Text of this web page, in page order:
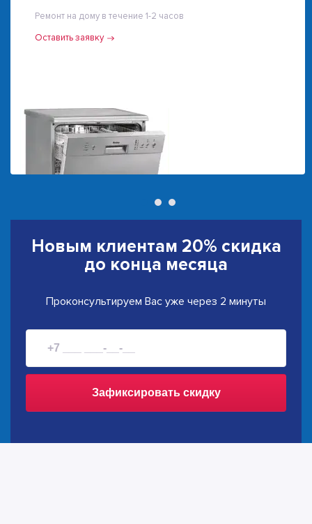
Ремонт на дому в течение 1-2 часов
Оставить заявку
Новым клиентам 20% скидка
до конца месяца
Проконсультируем Вас уже через 2 минуты
Зафиксировать скидку